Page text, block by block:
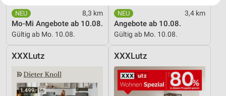
8,3 km
Mo-Mi Angebote ab 10.08.
Gültig ab Mo. 10.08.
3,4 km
Angebote ab 10.08.
Gültig ab Mo. 10.08.
XXXLutz XXXLutz
Website/App.
Partnerliste anzeigen (1 IAB-Anbieter)
Wir nutzen Ihre Daten für folgende Zwecke:
Speichern von oder Zugriff auf Informationen
auf einem Endgerät
Verwendung reduzierter Daten zur Auswahl von